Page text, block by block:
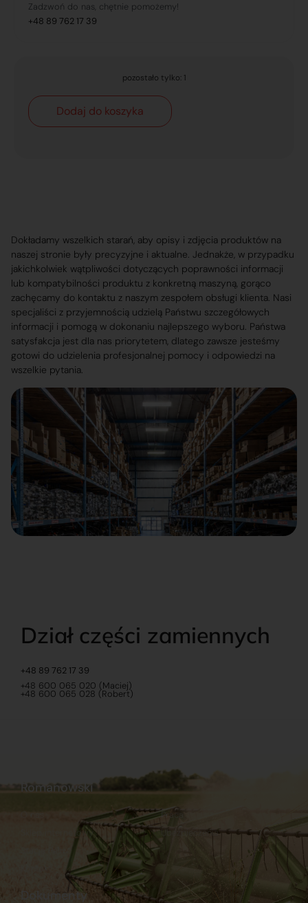
Zadzwoń do nas, chętnie pomożemy!
+48 89 762 17 39
pozostało tylko: 1
Dodaj do koszyka
Dokładamy wszelkich starań, aby opisy i zdjęcia produktów na
naszej stronie były precyzyjne i aktualne. Jednakże, w przypadku
jakichkolwiek wątpliwości dotyczących poprawności informacji
lub kompatybilności produktu z konkretną maszyną, gorąco
zachęcamy do kontaktu z naszym zespołem obsługi klienta. Nasi
specjaliści z przyjemnością udzielą Państwu szczegółowych
informacji i pomogą w dokonaniu najlepszego wyboru. Państwa
satysfakcja jest dla nas priorytetem, dlatego zawsze jesteśmy
gotowi do udzielenia profesjonalnej pomocy i odpowiedzi na
wszelkie pytania.
Dział części zamiennych
+48 89 762 17 39
+48 600 065 020 (Maciej)
+48 600 065 028 (Robert)
Dokumenty
Romanowski
Sklep internetowy
Praca
Ubezpieczenia